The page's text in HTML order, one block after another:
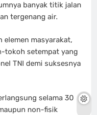
banyak titik jalan
tergenang air.
elemen masyarakat,
tokoh setempat yang
TNI demi suksesnya
selama 30
non-fisik